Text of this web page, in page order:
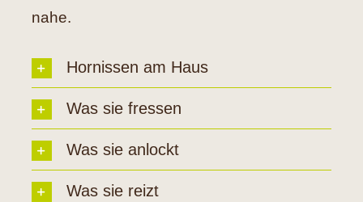
nahe.
Hornissen am Haus
Was sie fressen
Was sie anlockt
Was sie reizt